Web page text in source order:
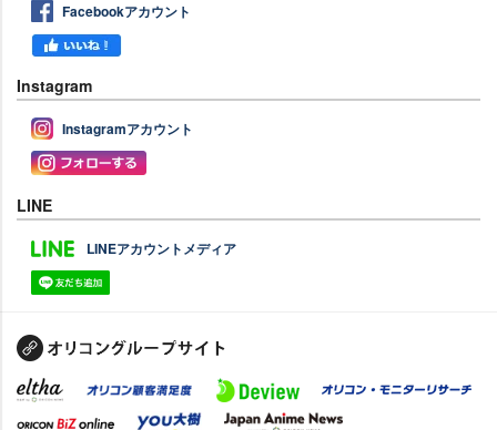
Facebookアカウント
Instagram
Instagramアカウント
LINE
LINEアカウントメディア